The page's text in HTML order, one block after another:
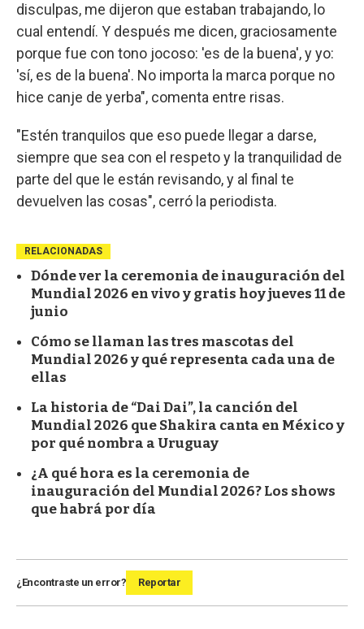
disculpas, me dijeron que estaban trabajando, lo
cual entendí. Y después me dicen, graciosamente
porque fue con tono jocoso: 'es de la buena', y yo:
'sí, es de la buena'. No importa la marca porque no
hice canje de yerba", comenta entre risas.
"Estén tranquilos que eso puede llegar a darse,
siempre que sea con el respeto y la tranquilidad de
parte del que le están revisando, y al final te
devuelven las cosas", cerró la periodista.
RELACIONADAS
Dónde ver la ceremonia de inauguración del
Mundial 2026 en vivo y gratis hoy jueves 11 de
junio
Cómo se llaman las tres mascotas del
Mundial 2026 y qué representa cada una de
ellas
La historia de “Dai Dai”, la canción del
Mundial 2026 que Shakira canta en México y
por qué nombra a Uruguay
¿A qué hora es la ceremonia de
inauguración del Mundial 2026? Los shows
que habrá por día
¿Encontraste un error? Reportar